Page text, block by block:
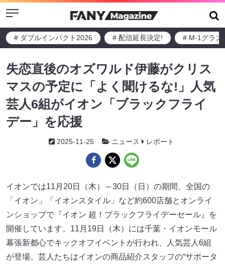
Menu
# ダブルインパクト2026 # 配信延長決定! # M-1グラン
失恋直後のオズワルド伊藤がクリス
マスの予定に「よく聞けるな!」人気
芸人6組がイオン「ブラックフライ
デー」を応援
2025-11-25 ニュース レポート
イオンでは11月20日（木）～30日（日）の期間、全国の
「イオン」「イオンスタイル」など約600店舗とオンライ
ンショップで『イオン 超！ブラックフライデーセール』を
開催しています。11月19日（木）には千葉・イオンモール
幕張新都心でキックオフイベントが行われ、人気芸人6組
が登場。芸人たちはイオンの商品紹介スタッフの“サポータ